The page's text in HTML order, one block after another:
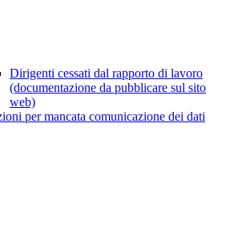
Dirigenti cessati dal rapporto di lavoro
(documentazione da pubblicare sul sito
web)
per mancata comunicazione dei dati